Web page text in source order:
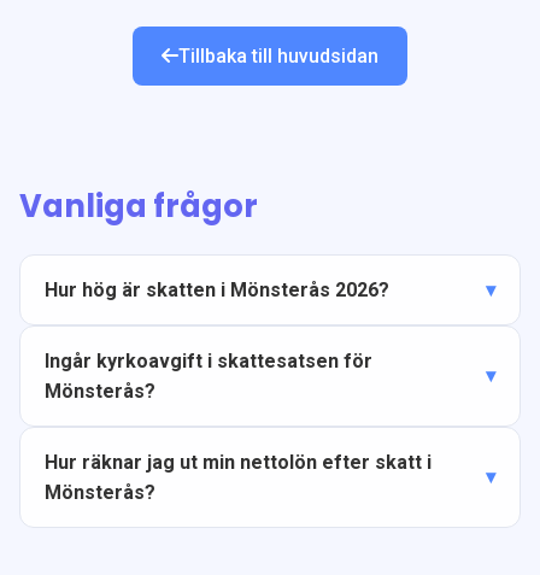
Tillbaka till huvudsidan
Vanliga frågor
Hur hög är skatten i Mönsterås 2026?
Ingår kyrkoavgift i skattesatsen för
Mönsterås?
Hur räknar jag ut min nettolön efter skatt i
Mönsterås?